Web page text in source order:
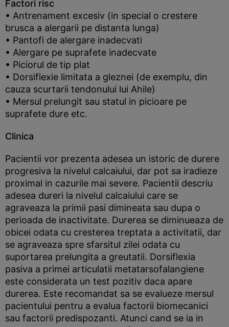
Factori risc
• Antrenament excesiv (in special o crestere
brusca a alergarii pe distanta lunga)
• Pantofi de alergare inadecvati
• Alergare pe suprafete inadecvate
• Piciorul de tip plat
• Dorsiflexie limitata a gleznei (de exemplu, din
cauza scurtarii tendonului lui Ahile)
• Mersul prelungit sau statul in picioare pe
suprafete dure etc.
Clinica
Pacientii vor prezenta adesea un istoric de durere
progresiva la nivelul calcaiului, dar pot sa iradieze
proximal in cazurile mai severe. Pacientii descriu
adesea dureri la nivelul calcaiului care se
agraveaza la primii pasi dimineata sau dupa o
perioada de inactivitate. Durerea se diminueaza de
obicei odata cu cresterea treptata a activitatii, dar
se agraveaza spre sfarsitul zilei odata cu
suportarea prelungita a greutatii. Dorsiflexia
pasiva a primei articulatii metatarsofalangiene
este considerata un test pozitiv daca apare
durerea. Este recomandat sa se evalueze mersul
pacientului pentru a evalua factorii biomecanici
sau factorii predispozanti. Atunci cand se ia in